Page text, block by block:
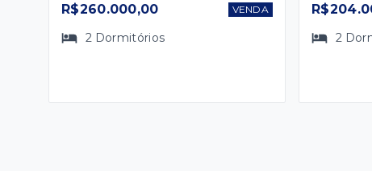
R$260.000,00 VENDA
2 Dormitórios 2